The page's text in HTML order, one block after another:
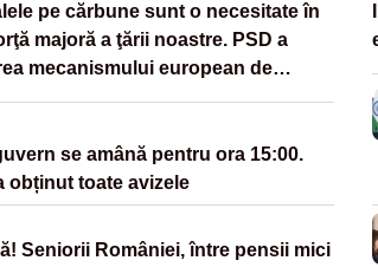
pe cărbune sunt o necesitate în
majoră a ţării noastre. PSD a
mecanismului european de
se amână pentru ora 15:00.
obținut toate avizele
Seniorii României, între pensii mici